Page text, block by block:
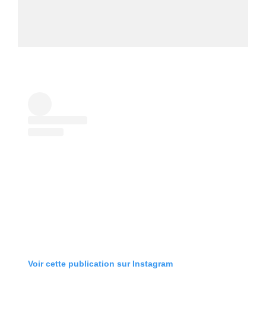
Voir cette publication sur Instagram